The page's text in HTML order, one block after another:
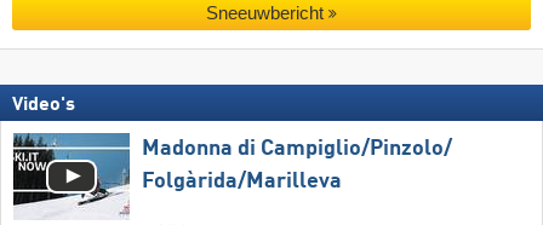
Sneeuwbericht
Video's
Madonna di Campiglio/​Pinzolo/​
Folgàrida/​Marilleva